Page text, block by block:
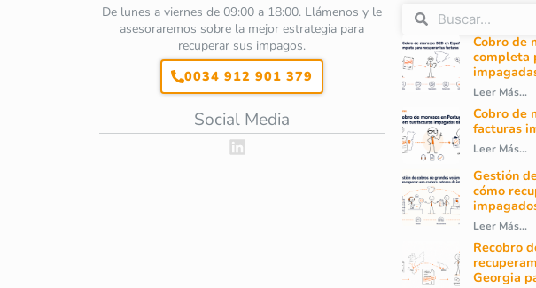
De lunes a viernes de 09:00 a 18:00. Llámenos y le
asesoraremos sobre la mejor estrategia para
recuperar sus impagos.
0034 912 901 379
Social Media
Cobro de
completa
Leer Más...
Cobro de
facturas
Leer Más...
Gestión
cómo
Leer Más...
Recobro
Georgia